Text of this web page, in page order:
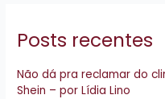
u
s
Posts recentes
Não dá pra reclamar do
Shein – por Lídia Lino